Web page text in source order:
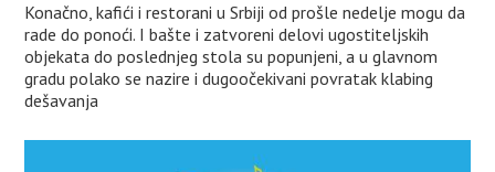
Konačno, kafići i restorani u Srbiji od prošle nedelje mogu da
rade do ponoći. I bašte i zatvoreni delovi ugostiteljskih
objekata do poslednjeg stola su popunjeni, a u glavnom
gradu polako se nazire i dugoočekivani povratak klabing
dešavanja